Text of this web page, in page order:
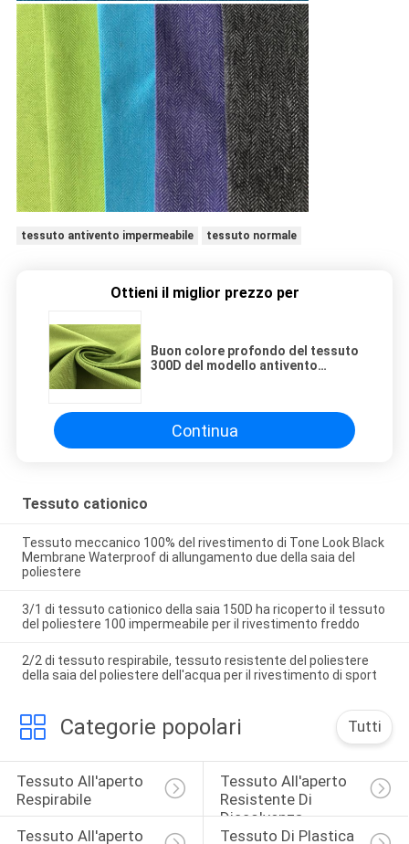
tessuto antivento impermeabile tessuto normale
Ottieni il miglior prezzo per
Buon colore profondo del tessuto
300D del modello antivento
Continua
Tessuto cationico
Tessuto meccanico 100% del rivestimento di Tone Look Black
Membrane Waterproof di allungamento due della saia del
poliestere
3/1 di tessuto cationico della saia 150D ha ricoperto il tessuto
del poliestere 100 impermeabile per il rivestimento freddo
2/2 di tessuto respirabile, tessuto resistente del poliestere
della saia del poliestere dell'acqua per il rivestimento di sport
Categorie popolari Tutti
Tessuto All'aperto
Respirabile
Tessuto All'aperto
Resistente Di
Dissolvenza
Tessuto All'aperto
Tessuto Di Plastica